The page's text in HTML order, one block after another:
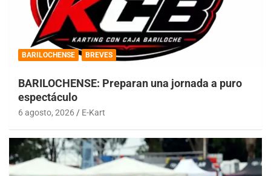
BARILOCHENSE BREVES
BARILOCHENSE: Preparan una jornada a puro
espectáculo
6 agosto, 2026 E-Kart